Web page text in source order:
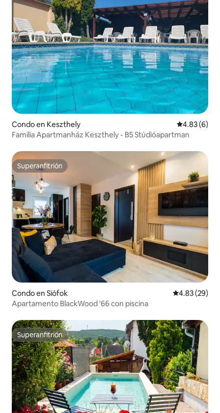
Condo en Keszthely Calificación
4.83 (6)
Familia Apartmanház Keszthely - B5 Stúdióapartman
Superanfitrión
Superanfitrión
Condo en Siófok Calificación
4.83 (29)
Apartamento BlackWood '66 con piscina
Superanfitrión
Superanfitrión